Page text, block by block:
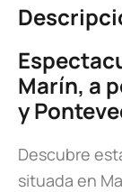
Marín, a
y
Descubre
situada en